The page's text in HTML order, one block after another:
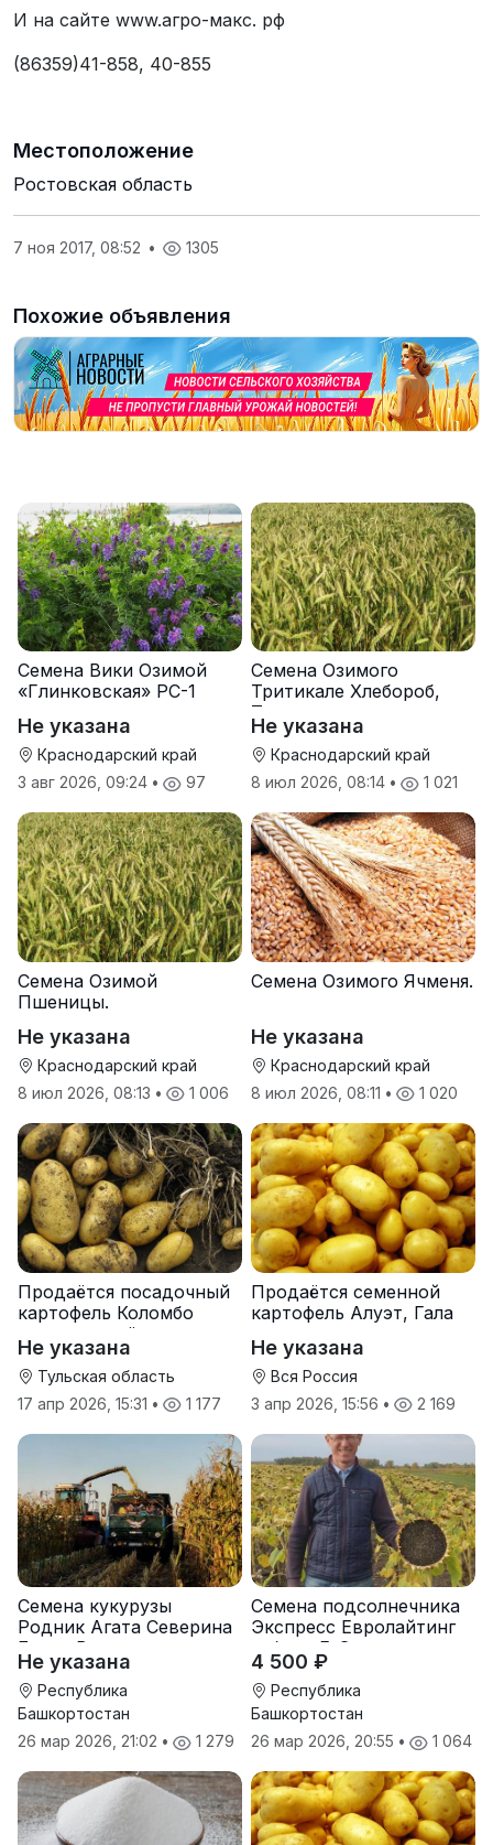
И на сайте www.агро-макс. рф
(86359)41-858, 40-855
Местоположение
Ростовская область
7 ноя 2017, 08:52 • 1305
Похожие объявления
Семена Вики Озимой
«Глинковская» РС-1
Не указана
Краснодарский край
3 авг 2026, 09:24 • 97
Семена Озимого
Тритикале Хлебороб,
Тихон
Не указана
Краснодарский край
8 июл 2026, 08:14 • 1 021
Семена Озимой
Пшеницы.
Не указана
Краснодарский край
8 июл 2026, 08:13 • 1 006
Семена Озимого Ячменя.
Не указана
Краснодарский край
8 июл 2026, 08:11 • 1 020
Продаётся посадочный
картофель Коломбо
оптом от трёх тонн
Не указана
Тульская область
17 апр 2026, 15:31 • 1 177
Продаётся семенной
картофель Алуэт, Гала
Не указана
Вся Россия
3 апр 2026, 15:56 • 2 169
Семена кукурузы
Родник Агата Северина
Берта Вилора
Прохладненский Дарина
Росс Машук Катерина
Не указана
Республика
Башкортостан
26 мар 2026, 21:02 • 1 279
Семена подсолнечника
Экспресс Евролайтинг
гибрид F-G+
4 500 ₽
Республика
Башкортостан
26 мар 2026, 20:55 • 1 064